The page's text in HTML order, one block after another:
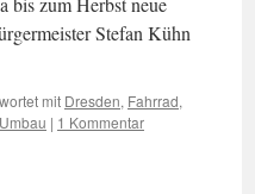
Stefan Kühn
mit Dresden, Fahrrad,
Umbau | 1 Kommentar